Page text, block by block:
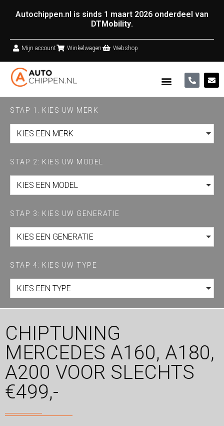
Autochippen.nl is sinds 1 maart 2026 onderdeel van
DTMobility.
Mijn account Winkelwagen Webshop
STAP 1: KIES UW MERK
KIES EEN MERK
STAP 2: KIES UW MODEL
KIES EEN MODEL
STAP 3: KIES UW GENERATIE
KIES EEN GENERATIE
STAP 4: KIES UW TYPE
KIES EEN TYPE
CHIPTUNING
MERCEDES A160, A180,
A200 VOOR SLECHTS
€499,-